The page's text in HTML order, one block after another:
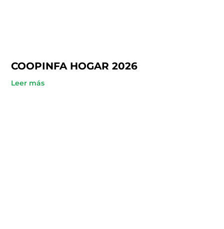
COOPINFA HOGAR 2026
Leer más